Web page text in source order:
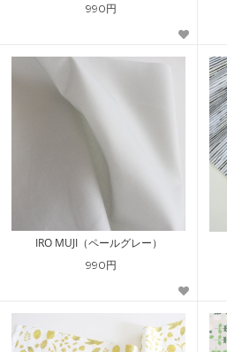
990円
IRO MUJI（ペールグレー）
990円